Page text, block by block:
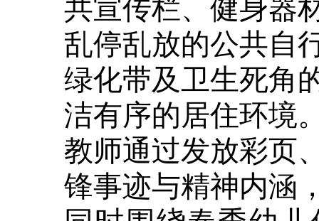
乱停乱放的公共自
绿化带及卫生死角
洁有序的居住环境
教师通过发放彩页
锋事迹与精神内涵